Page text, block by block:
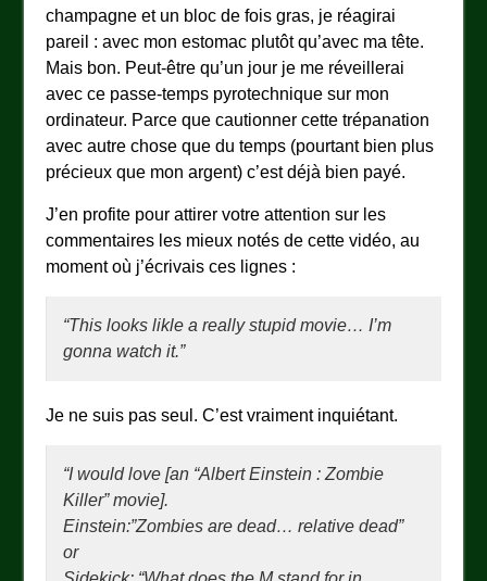
champagne et un bloc de fois gras, je réagirai
pareil : avec mon estomac plutôt qu’avec ma tête.
Mais bon. Peut-être qu’un jour je me réveillerai
avec ce passe-temps pyrotechnique sur mon
ordinateur. Parce que cautionner cette trépanation
avec autre chose que du temps (pourtant bien plus
précieux que mon argent) c’est déjà bien payé.
J’en profite pour attirer votre attention sur les
commentaires les mieux notés de cette vidéo, au
moment où j’écrivais ces lignes :
“This looks likle a really stupid movie… I’m
gonna watch it.”
Je ne suis pas seul. C’est vraiment inquiétant.
“I would love [an “Albert Einstein : Zombie
Killer” movie].
Einstein:”Zombies are dead… relative dead”
or